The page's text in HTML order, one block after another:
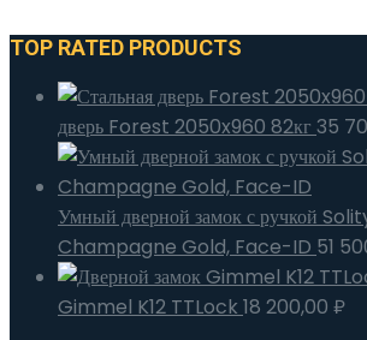
TOP RATED PRODUCTS
дверь Forest 2050x960 82кг 35
Умный дверной замок с ручкой
Champagne Gold, Face-ID 51
Gimmel K12 TTLock 18 200,00 ₽